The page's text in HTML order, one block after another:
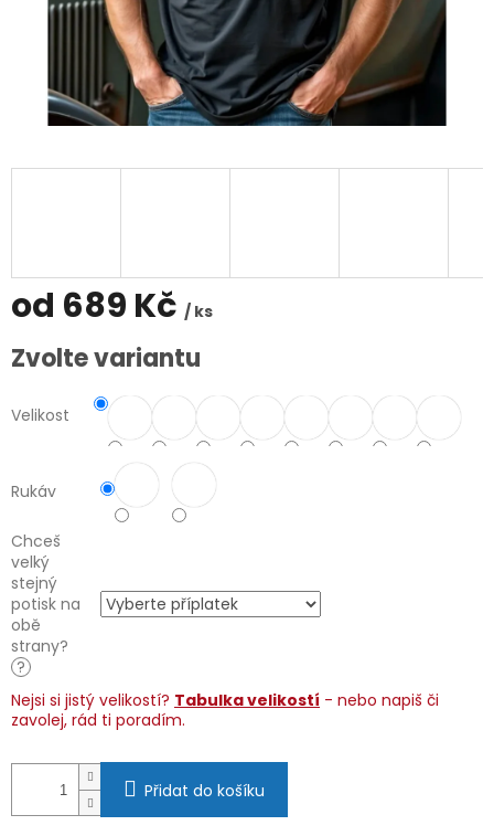
od 689 Kč / ks
Měrná
cena:
Zvolte variantu
Velikost
Rukáv
Chceš
velký
stejný
potisk na
obě
strany?
?
Nejsi si jistý velikostí? Tabulka velikostí - nebo napiš či
zavolej, rád ti poradím.
Přidat do košíku